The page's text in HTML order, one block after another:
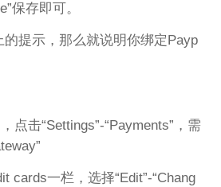
保存即可。
提示，那么就说明你绑定Payp
点击“Settings”-“Payments”，需
cards一栏，选择“Edit”-“Chang